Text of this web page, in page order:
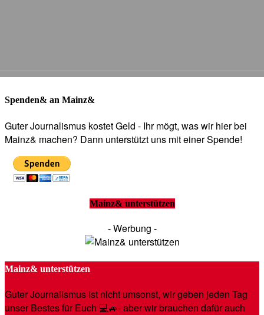
Spenden& an Mainz&
Guter Journalismus kostet Geld - Ihr mögt, was wir hier bei
Mainz& machen? Dann unterstützt uns mit einer Spende!
Mainz& unterstützen
- Werbung -
Mainz& unterstützen
Guter Journalismus ist nicht umsonst, wir geben jeden Tag
unser Bestes für Euch 💻🚙- aber wir brauchen dafür auch